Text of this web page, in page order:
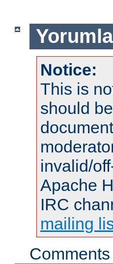
Notice:
This is
should
invalid/
Apache
IRC
mailing